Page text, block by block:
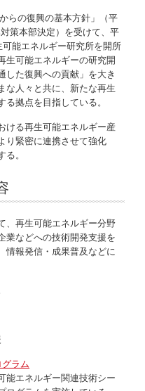
らの復興の基本方針」（平
策本部決定）を受けて、平
能エネルギー研究所を開所
生可能エネルギーの研究開
した復興への貢献」を大き
な人々と共に、新たな再生
拠点を目指している。
ける再生可能エネルギー産
り緊密に連携させて強化
。
、再生可能エネルギー分野
業などへの技術開発支援を
情報発信・成果普及などに
ラム
能エネルギー関連技術シー